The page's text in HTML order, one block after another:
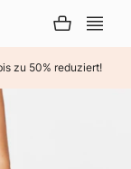
zu 50% reduziert!